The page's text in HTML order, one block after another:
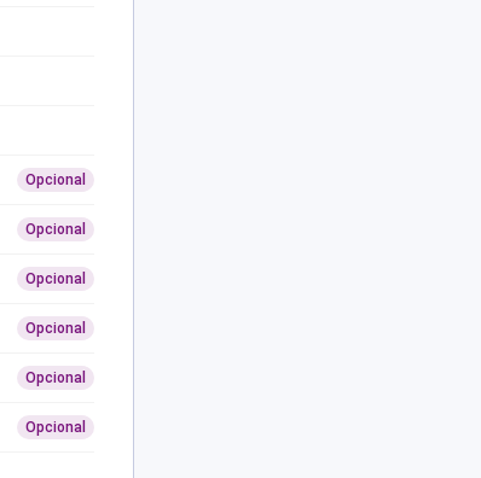
Opcional
Opcional
Opcional
Opcional
Opcional
Opcional